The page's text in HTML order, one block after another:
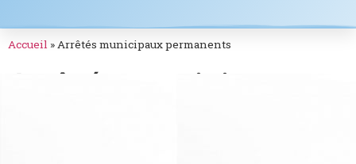
Accueil » Arrêtés municipaux permanents
Arrêtés municipaux